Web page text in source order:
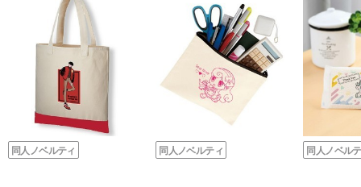
同人ノベルティ 同人ノベルティ 同人ノベル